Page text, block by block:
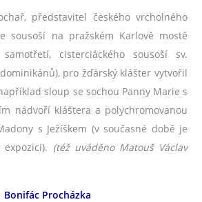
představitel českého vrcholného
sousoší na pražském Karlově mostě
cisterciáckého sousoší sv.
pro žďárský klášter vytvořil
sloup se sochou Panny Marie s
nádvoří kláštera a polychromovanou
s Ježíškem (v současné době je
(též uváděno Matouš Václav
Bonifác Procházka